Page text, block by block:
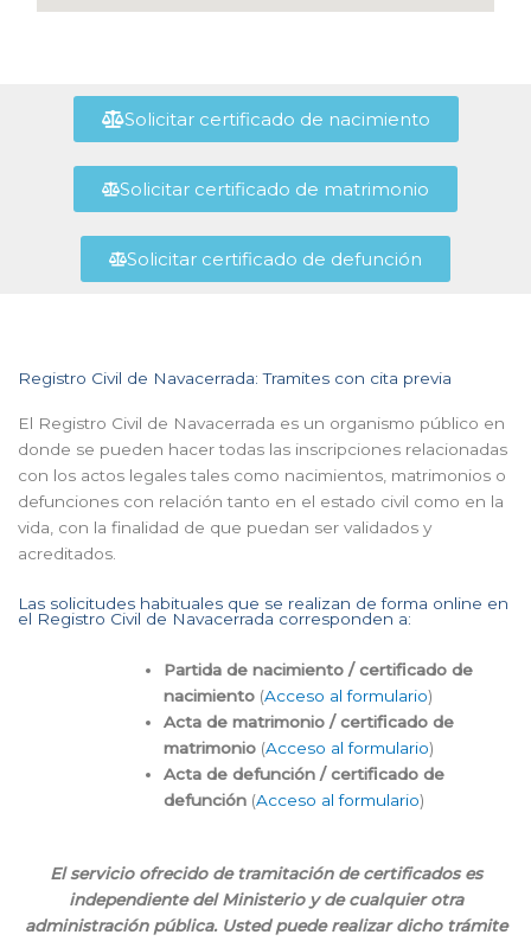
Solicitar certificado de nacimiento
Solicitar certificado de matrimonio
Solicitar certificado de defunción
Registro Civil de Navacerrada: Tramites con cita previa
El Registro Civil de Navacerrada es un organismo público en
donde se pueden hacer todas las inscripciones relacionadas
con los actos legales tales como nacimientos, matrimonios o
defunciones con relación tanto en el estado civil como en la
vida, con la finalidad de que puedan ser validados y
acreditados.
Las solicitudes habituales que se realizan de forma online en
el Registro Civil de Navacerrada corresponden a:
Partida de nacimiento / certificado de
nacimiento (Acceso al formulario)
Acta de matrimonio / certificado de
matrimonio (Acceso al formulario)
Acta de defunción / certificado de
defunción (Acceso al formulario)
El servicio ofrecido de tramitación de certificados es
independiente del Ministerio y de cualquier otra
administración pública. Usted puede realizar dicho trámite